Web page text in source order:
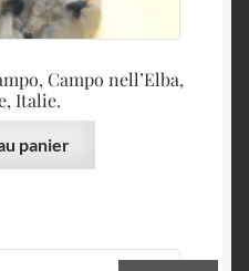
Campo nell’Elba,
Italie.
panier